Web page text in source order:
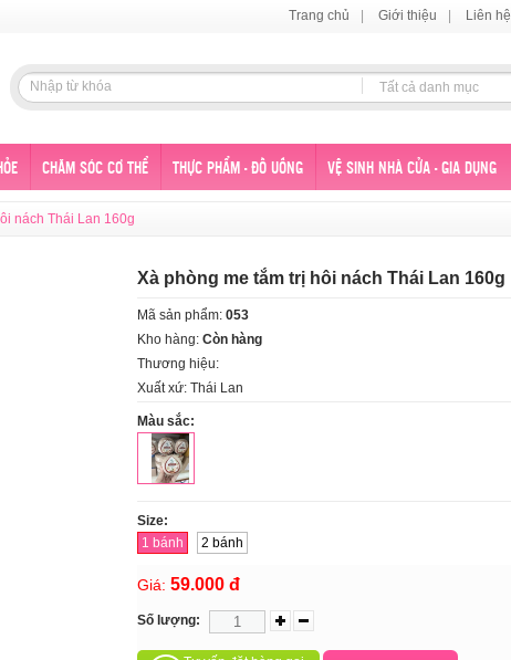
Trang chủ Giới thiệu Liên hệ
Tất cả danh mục
CHĂM SÓC CƠ THỂ THỰC PHẨM - ĐỒ UỐNG VỆ SINH NHÀ CỬA - GIA DỤNG
nách Thái Lan 160g
Xà phòng me tắm trị hôi nách Thái Lan 160g
Mã sản phẩm: 053
Kho hàng: Còn hàng
Thương hiệu:
Xuất xứ: Thái Lan
Màu sắc:
Size:
1 bánh
2 bánh
Giá: 59.000 đ
Số lượng: